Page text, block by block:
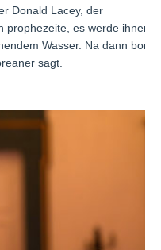
Donald Lacey, der
es werde ihnen
Wasser. Na dann bon
sagt.